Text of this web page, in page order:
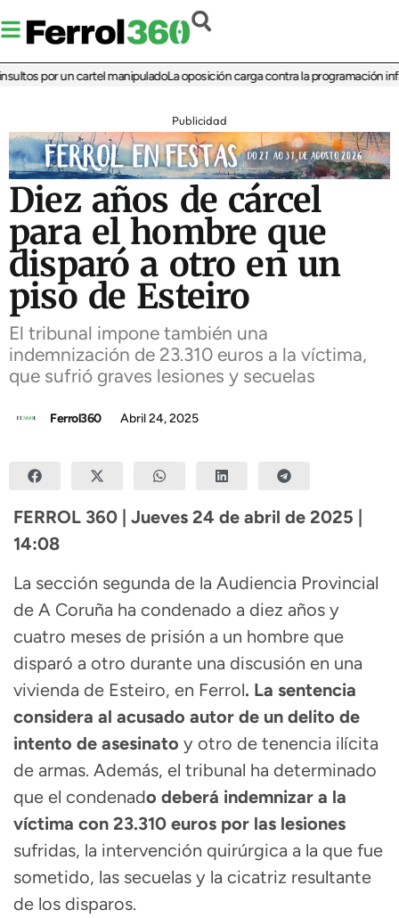
por un cartel manipuladoLa oposición carga contra la programación
Publicidad
Diez años de cárcel
para el hombre que
disparó a otro en un
piso de Esteiro
El tribunal impone también una
indemnización de 23.310 euros a la víctima,
que sufrió graves lesiones y secuelas
Ferrol360 Abril 24, 2025
FERROL 360 | Jueves 24 de abril de 2025 |
14:08
La sección segunda de la Audiencia Provincial
de A Coruña ha condenado a diez años y
cuatro meses de prisión a un hombre que
disparó a otro durante una discusión en una
vivienda de Esteiro, en Ferrol. La sentencia
considera al acusado autor de un delito de
intento de asesinato y otro de tenencia ilícita
de armas. Además, el tribunal ha determinado
que el condenado deberá indemnizar a la
víctima con 23.310 euros por las lesiones
sufridas, la intervención quirúrgica a la que fue
sometido, las secuelas y la cicatriz resultante
de los disparos.